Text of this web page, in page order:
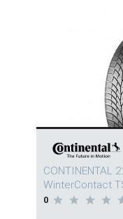
CONTINENTAL
WinterContact
0